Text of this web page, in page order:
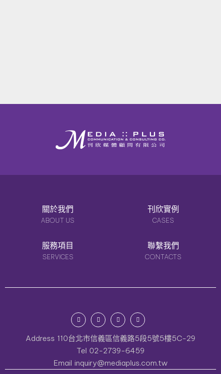
關於我們
ABOUT US
刊欣實例
CASES
服務項目
SERVICES
聯繫我們
CONTACTS
Address 110台北市信義區信義路5段5號5樓5C-29
Tel 02-2739-6459
Email inquiry@mediaplus.com.tw